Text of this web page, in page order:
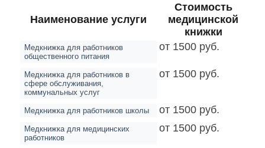
Наименование услуги
Стоимость
медицинской
книжки
Медкнижка для работников
общественного питания
от 1500 руб.
Медкнижка для работников в
сфере обслуживания,
коммунальных услуг
от 1500 руб.
Медкнижка для работников школы от 1500 руб.
Медкнижка для медицинских
работников
от 1500 руб.